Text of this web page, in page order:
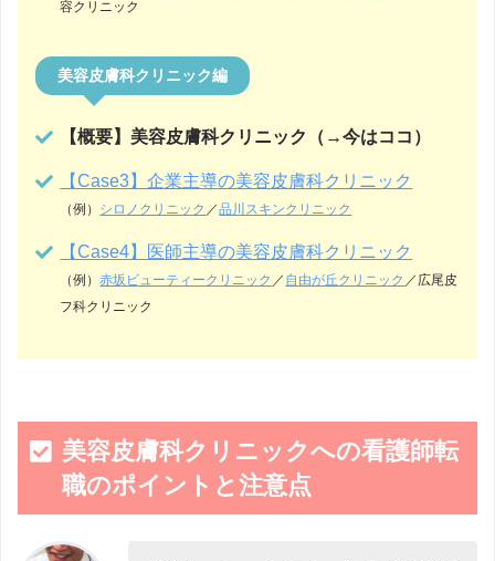
容クリニック
美容皮膚科クリニック編
【概要】美容皮膚科クリニック（→今はココ）
【Case3】企業主導の美容皮膚科クリニック
（例） シロノクリニック ／品川スキンクリニック
【Case4】医師主導の美容皮膚科クリニック
（例）赤坂ビューティークリニック ／ 自由が丘クリニック ／広尾皮
フ科クリニック
美容皮膚科クリニックへの看護師転
職のポイントと注意点